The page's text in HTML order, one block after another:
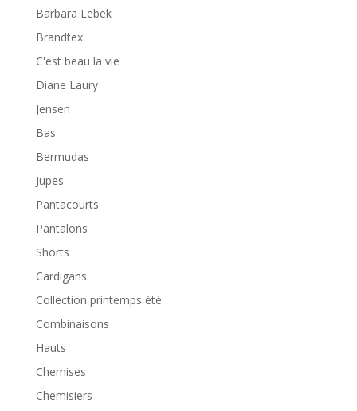
Barbara Lebek
Brandtex
C'est beau la vie
Diane Laury
Jensen
Bas
Bermudas
Jupes
Pantacourts
Pantalons
Shorts
Cardigans
Collection printemps été
Combinaisons
Hauts
Chemises
Chemisiers